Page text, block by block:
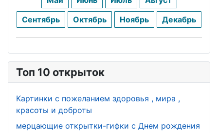
сурдоперев
одчика
сельского
хозяйства
пищевика
День
День
ювелира
лифтовика
День
бармена
День
стоматолог
Сентябрь
Октябрь Ноябрь Декабрь
Топ 10 открыток
Картинки с пожеланием здоровья , мира ,
красоты и доброты
мерцающие открытки-гифки с Днем рождения